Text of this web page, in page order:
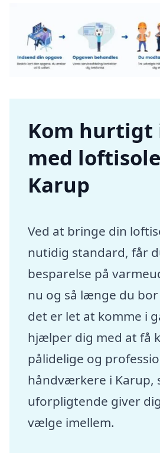
Kom hurtigt
med
Karup
Ved at bringe din
nutidig standard, får
besparelse på
nu og så længe du bor
det er let at komme i
hjælper dig med at få
pålidelige og
håndværkere i Karup,
uforpligtende giver
vælge imellem.